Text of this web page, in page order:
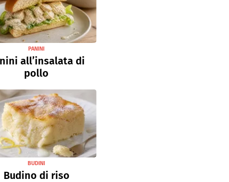
PANINI
all’insalata di
pollo
BUDINI
Budino di riso